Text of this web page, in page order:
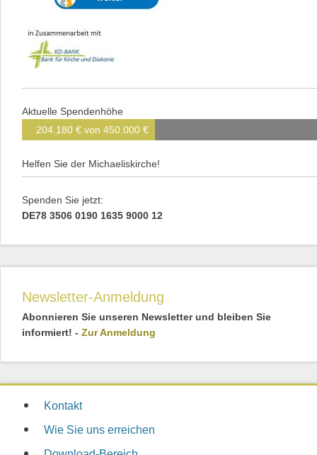
Aktuelle Spendenhöhe
204.180 € von 450.000 €
Helfen Sie der Michaeliskirche!
Spenden Sie jetzt:
DE78 3506 0190 1635 9000 12
Newsletter-Anmeldung
Abonnieren Sie unseren Newsletter und bleiben Sie
informiert! - Zur Anmeldung
Kontakt
Wie Sie uns erreichen